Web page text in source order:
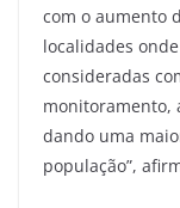
com o aumento
localidades
consideradas
monitoramento,
dando uma
população”,